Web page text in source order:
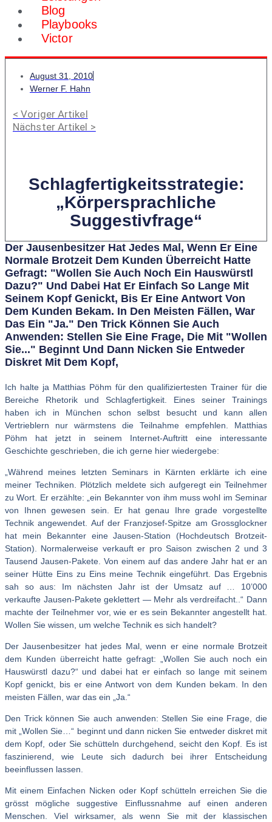
Blog
Playbooks
Victor
August 31, 2010
Werner F. Hahn
< Voriger Artikel
Nächster Artikel >
Schlagfertigkeitsstrategie:
„Körpersprachliche
Suggestivfrage“
Der Jausenbesitzer Hat Jedes Mal, Wenn Er Eine
Normale Brotzeit Dem Kunden Überreicht Hatte
Gefragt: "Wollen Sie Auch Noch Ein Hauswürstl
Dazu?" Und Dabei Hat Er Einfach So Lange Mit
Seinem Kopf Genickt, Bis Er Eine Antwort Von
Dem Kunden Bekam. In Den Meisten Fällen, War
Das Ein "Ja." Den Trick Können Sie Auch
Anwenden: Stellen Sie Eine Frage, Die Mit "Wollen
Sie..." Beginnt Und Dann Nicken Sie Entweder
Diskret Mit Dem Kopf,
Ich halte ja Matthias Pöhm für den qualifiziertesten Trainer für die
Bereiche Rhetorik und Schlagfertigkeit. Eines seiner Trainings
haben ich in München schon selbst besucht und kann allen
Vertrieblern nur wärmstens die Teilnahme empfehlen. Matthias
Pöhm hat jetzt in seinem Internet-Auftritt eine interessante
Geschichte geschrieben, die ich gerne hier wiedergebe:
„Während meines letzten Seminars in Kärnten erklärte ich eine
meiner Techniken. Plötzlich meldete sich aufgeregt ein Teilnehmer
zu Wort. Er erzählte: „ein Bekannter von ihm muss wohl im Seminar
von Ihnen gewesen sein. Er hat genau Ihre grade vorgestellte
Technik angewendet. Auf der Franzjosef-Spitze am Grossglockner
hat mein Bekannter eine Jausen-Station (Hochdeutsch Brotzeit-
Station). Normalerweise verkauft er pro Saison zwischen 2 und 3
Tausend Jausen-Pakete. Von einem auf das andere Jahr hat er an
seiner Hütte Eins zu Eins meine Technik eingeführt. Das Ergebnis
sah so aus: Im nächsten Jahr ist der Umsatz auf … 10’000
verkaufte Jausen-Pakete geklettert — Mehr als verdreifacht..“ Dann
machte der Teilnehmer vor, wie er es sein Bekannter angestellt hat.
Wollen Sie wissen, um welche Technik es sich handelt?
Der Jausenbesitzer hat jedes Mal, wenn er eine normale Brotzeit
dem Kunden überreicht hatte gefragt: „Wollen Sie auch noch ein
Hauswürstl dazu?“ und dabei hat er einfach so lange mit seinem
Kopf genickt, bis er eine Antwort von dem Kunden bekam. In den
meisten Fällen, war das ein „Ja.“
Den Trick können Sie auch anwenden: Stellen Sie eine Frage, die
mit „Wollen Sie…“ beginnt und dann nicken Sie entweder diskret mit
dem Kopf, oder Sie schütteln durchgehend, seicht den Kopf. Es ist
faszinierend, wie Leute sich dadurch bei ihrer Entscheidung
beeinflussen lassen.
Mit einem Einfachen Nicken oder Kopf schütteln erreichen Sie die
grösst mögliche suggestive Einflussnahme auf einen anderen
Menschen. Viel wirksamer, als wenn Sie mit der klassischen